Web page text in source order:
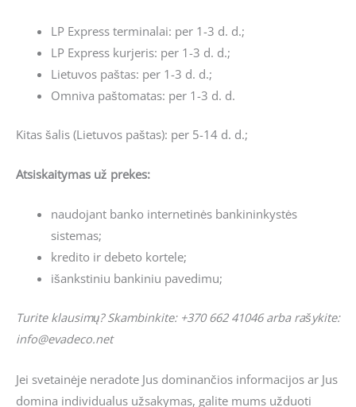
LP Express terminalai: per 1-3 d. d.;
LP Express kurjeris: per 1-3 d. d.;
Lietuvos paštas: per 1-3 d. d.;
Omniva paštomatas: per 1-3 d. d.
Kitas šalis (Lietuvos paštas): per 5-14 d. d.;
Atsiskaitymas už prekes:
naudojant banko internetinės bankininkystės
sistemas;
kredito ir debeto kortele;
išankstiniu bankiniu pavedimu;
Turite klausimų? Skambinkite: +370 662 41046 arba rašykite:
info@evadeco.net
Jei svetainėje neradote Jus dominančios informacijos ar Jus
domina individualus užsakymas, galite mums užduoti